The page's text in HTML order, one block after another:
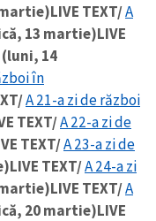
LIVE TEXT/A
13 martie)LIVE
(luni, 14
în
A 21-a zi de război
TEXT/A 22-a zi de
TEXT/A 23-a zi de
LIVE TEXT/A 24-a zi
LIVE TEXT/A
20 martie)LIVE